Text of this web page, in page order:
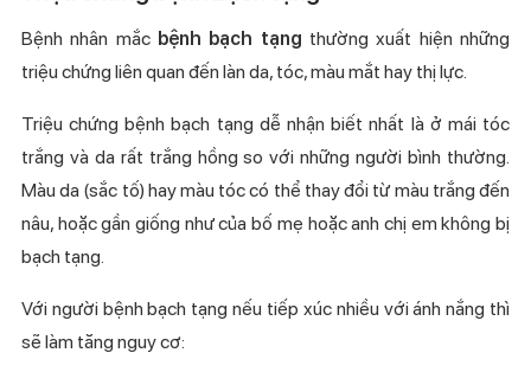
Bệnh nhân mắc bệnh bạch tạng thường xuất hiện những
triệu chứng liên quan đến làn da, tóc, màu mắt hay thị lực.
Triệu chứng bệnh bạch tạng dễ nhận biết nhất là ở mái tóc
trắng và da rất trắng hồng so với những người bình thường.
Màu da (sắc tố) hay màu tóc có thể thay đổi từ màu trắng đến
nâu, hoặc gần giống như của bố mẹ hoặc anh chị em không bị
bạch tạng.
Với người bệnh bạch tạng nếu tiếp xúc nhiều với ánh nắng thì
sẽ làm tăng nguy cơ: